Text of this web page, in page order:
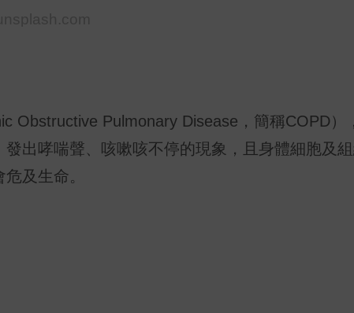
Obstructive Pulmonary Disease，簡稱COPD）
出哮喘聲、咳嗽咳不停的現象，且身體細胞及組
及生命。